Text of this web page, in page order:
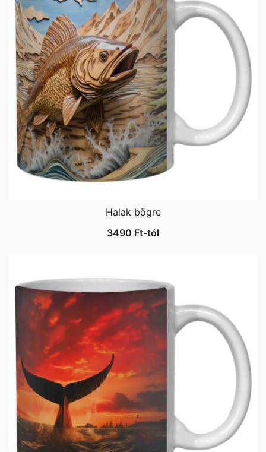
Halak bögre
3490 Ft-tól